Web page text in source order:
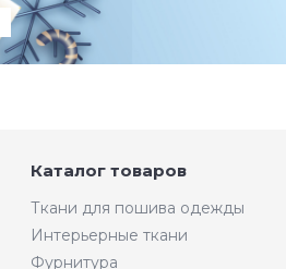
Каталог товаров
Ткани для пошива одежды
Интерьерные ткани
Фурнитура